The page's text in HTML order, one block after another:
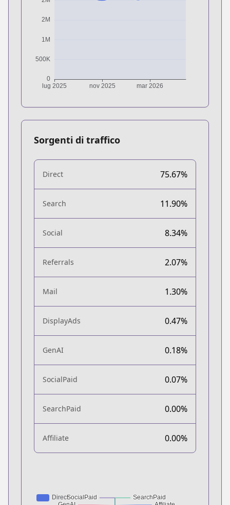
Sorgenti di traffico
Direct 75.67%
Search 11.90%
Social 8.34%
Referrals 2.07%
Mail 1.30%
DisplayAds 0.47%
GenAI 0.18%
SocialPaid 0.07%
SearchPaid 0.00%
Affiliate 0.00%